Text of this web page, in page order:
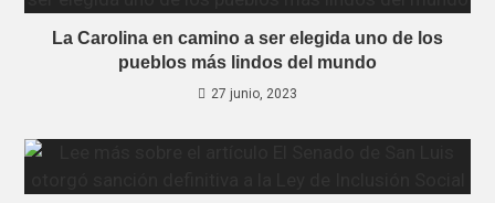
La Carolina en camino a ser elegida uno de los
pueblos más lindos del mundo
27 junio, 2023